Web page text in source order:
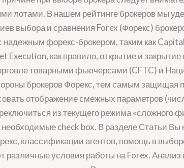
лотами. В нашем рейтинге брокеров мы
выбора и сравнения Forex (Форекс)
надежным форекс-брокером, таким как
Execution, как правило, открытие и
товарными фьючерсами (CFTC) и
брокеров Форекс, тем самым защищая
отображение смежных параметров
из текущего режима «сложного
check box. В разделе Статьи
классификации агентов, помощь в
различные условия работы на Forex.